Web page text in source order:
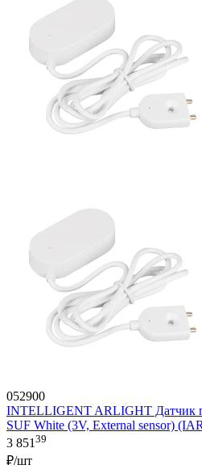
052900
INTELLIGENT ARLIGHT Датчик
SUF White (3V, External sensor)
3 85139
₽/шт